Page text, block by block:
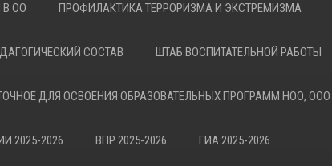
ОО ПРОФИЛАКТИКА ТЕРРОРИЗМА И ЭКСТРЕМИЗМА
СОСТАВ ШТАБ ВОСПИТАТЕЛЬНОЙ РАБОТЫ
ДЛЯ ОСВОЕНИЯ ОБРАЗОВАТЕЛЬНЫХ ПРОГРАММ НОО,
2025-2026 ВПР 2025-2026 ГИА 2025-2026